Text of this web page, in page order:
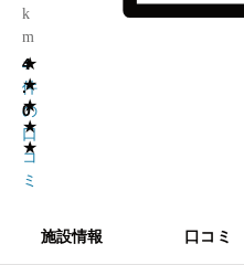
k
m
★
★
★
★
★
4
.
0
4
件
の
口
コ
ミ
施設情報 口コミ